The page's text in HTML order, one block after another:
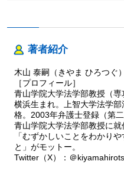
著者紹介
木山 泰嗣（きやま ひろつぐ）
［プロフィール］
青山学院大学法学部教授（専
横浜生まれ。上智大学法学
格。2003年弁護士登録（第
青山学院大学法学部教授に就
「むずかしいことをわかり
と」がモットー。
Twitter（X）：＠